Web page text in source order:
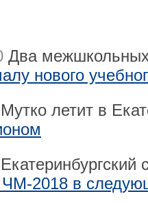
Два
нового
Мутко летит в
ЧМ-2018 в